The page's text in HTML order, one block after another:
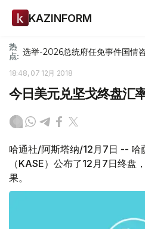
KAZINFORM
热
点: 选举-2026总统府任免事件国情
18:48, 07 12月 2018
今日美元兑坚戈终盘汇
哈通社/阿斯塔纳/12月7日 -- 哈
（KASE）公布了12月7日终盘
果。